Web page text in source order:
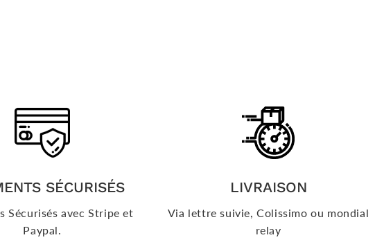
SÉCURISÉS
Sécurisés avec Stripe et
Paypal.
LIVRAISON
Via lettre suivie, Colissimo ou mondial
relay